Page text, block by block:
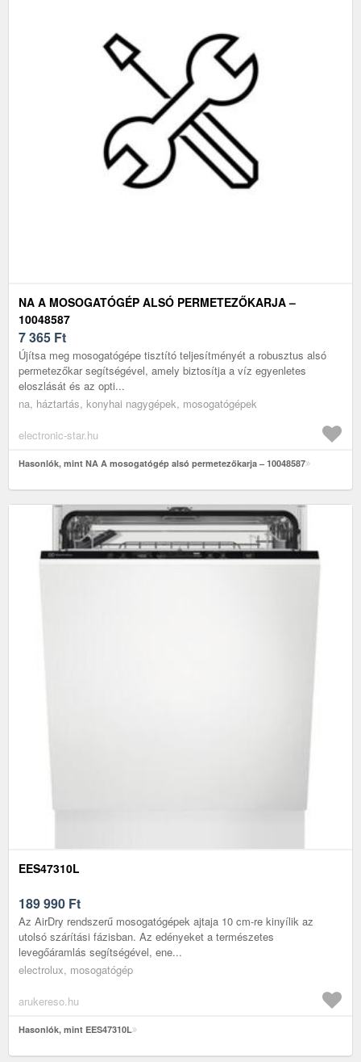
NA A MOSOGATÓGÉP ALSÓ PERMETEZŐKARJA –
10048587
7 365 Ft
Újítsa meg mosogatógépe tisztító teljesítményét a robusztus alsó
permetezőkar segítségével, amely biztosítja a víz egyenletes
eloszlását és az opti...
na, háztartás, konyhai nagygépek, mosogatógépek
electronic-star.hu
Hasonlók, mint NA A mosogatógép alsó permetezőkarja – 10048587
EES47310L
189 990 Ft
Az AirDry rendszerű mosogatógépek ajtaja 10 cm-re kinyílik az
utolsó szárítási fázisban. Az edényeket a természetes
levegőáramlás segítségével, ene...
electrolux, mosogatógép
arukereso.hu
Hasonlók, mint EES47310L